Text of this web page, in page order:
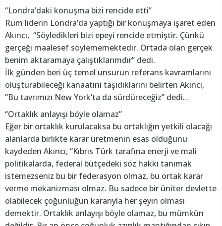
“Londra’daki konuşma bizi rencide etti”
Rum liderin Londra’da yaptığı bir konuşmaya işaret eden
Akıncı, “Söyledikleri bizi epeyi rencide etmiştir. Çünkü
gerçeği maalesef söylememektedir. Ortada olan gerçek
benim aktaramaya çalıştıklarımdır” dedi.
İlk günden beri üç temel unsurun referans kavramlarını
oluşturabileceği kanaatini taşıdıklarını belirten Akıncı,
“Bu tavrımızı New York’ta da sürdüreceğiz” dedi…
“Ortaklık anlayışı böyle olamaz”
Eğer bir ortaklık kurulacaksa bu ortaklığın yetkili olacağı
alanlarda birlikte karar üretmenin esas olduğunu
kaydeden Akıncı, “Kıbrıs Türk tarafına enerji ve mali
politikalarda, federal bütçedeki söz hakkı tanımak
istemezseniz bu bir federasyon olmaz, bu ortak karar
verme mekanizması olmaz. Bu sadece bir üniter devlette
olabilecek çoğunluğun kararıyla her şeyin olması
demektir. Ortaklık anlayışı böyle olamaz, bu mümkün